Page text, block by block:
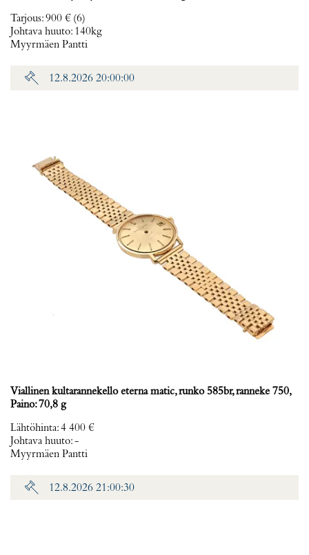
Tarjous:900 € (6)
Johtava huuto: 140kg
Myyrmäen Pantti
12.8.2026 20:00:00
Viallinen kultarannekello eterna matic, runko 585br, ranneke 750,
Paino: 70,8 g
Lähtöhinta:4 400 €
Johtava huuto:-
Myyrmäen Pantti
12.8.2026 21:00:30